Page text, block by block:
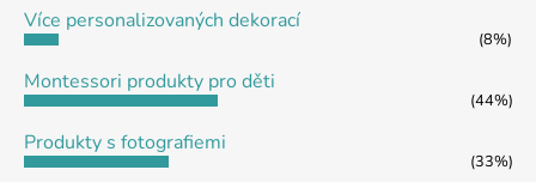
Více personalizovaných dekorací
(8%)
Montessori produkty pro děti
(44%)
Produkty s fotografiemi
(33%)